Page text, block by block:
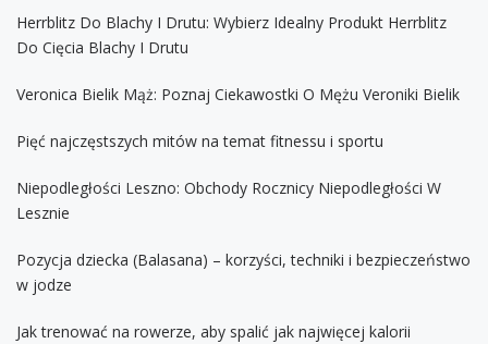
Herrblitz Do Blachy I Drutu: Wybierz Idealny Produkt Herrblitz
Do Cięcia Blachy I Drutu
Veronica Bielik Mąż: Poznaj Ciekawostki O Mężu Veroniki Bielik
Pięć najczęstszych mitów na temat fitnessu i sportu
Niepodległości Leszno: Obchody Rocznicy Niepodległości W
Lesznie
Pozycja dziecka (Balasana) – korzyści, techniki i bezpieczeństwo
w jodze
Jak trenować na rowerze, aby spalić jak najwięcej kalorii